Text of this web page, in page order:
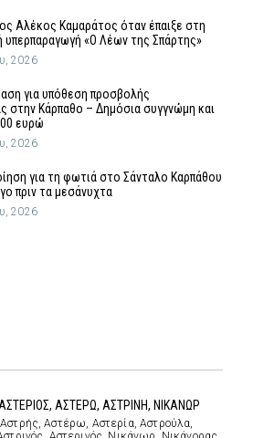
Αλέκος Καμαράτος όταν έπαιξε στη
υπερπαραγωγή «Ο Λέων της Σπάρτης»
2026
για υπόθεση προσβολής
στην Κάρπαθο – Δημόσια συγγνώμη και
ευρώ
2026
για τη φωτιά στο Σάνταλο Καρπάθου
πριν τα μεσάνυχτα
2026
ΑΣΤΕΡΩ, ΑΣΤΡΙΝΗ, ΝΙΚΑΝΩΡ
Αστέρω, Αστερία, Αστρούλα,